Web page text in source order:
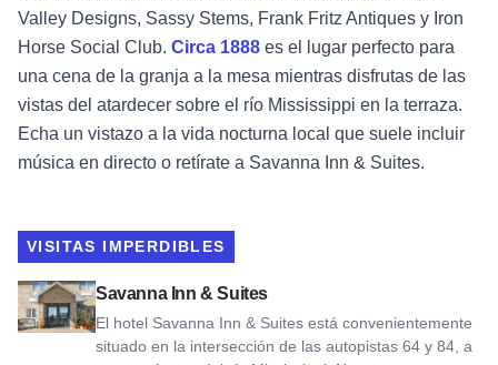
Valley Designs, Sassy Stems, Frank Fritz Antiques y Iron
Horse Social Club. Circa 1888 es el lugar perfecto para
una cena de la granja a la mesa mientras disfrutas de las
vistas del atardecer sobre el río Mississippi en la terraza.
Echa un vistazo a la vida nocturna local que suele incluir
música en directo o retírate a Savanna Inn & Suites.
VISITAS IMPERDIBLES
Savanna Inn & Suites
El hotel Savanna Inn & Suites está convenientemente
situado en la intersección de las autopistas 64 y 84, a
Ver Savanna Inn & Suites